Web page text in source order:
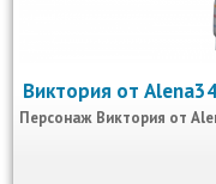
Виктория от
Персонаж Виктория от